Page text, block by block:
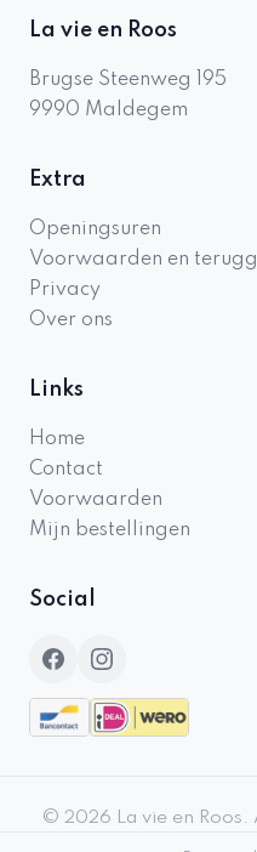
La vie en Roos
Brugse Steenweg 195
9990 Maldegem
Extra
Openingsuren
Voorwaarden en
Privacy
Over ons
Links
Home
Contact
Voorwaarden
Mijn bestellingen
Social
© 2026 La vie en Roos.